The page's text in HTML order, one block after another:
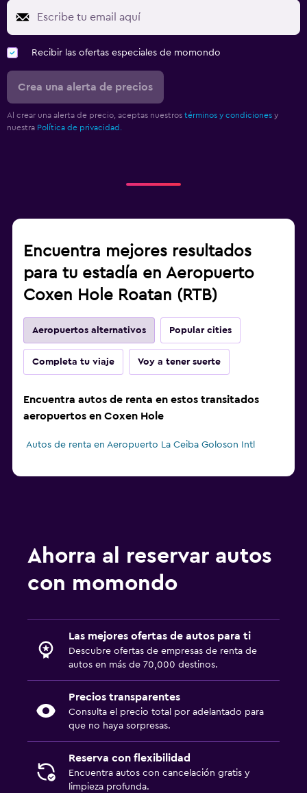
Recibir las ofertas especiales de momondo
Crea una alerta de precios
Al crear una alerta de precio, aceptas nuestros términos y condiciones y
nuestra Política de privacidad.
Encuentra mejores resultados
para tu estadía en Aeropuerto
Coxen Hole Roatan (RTB)
Aeropuertos alternativos Popular cities
Completa tu viaje Voy a tener suerte
Encuentra autos de renta en estos transitados
aeropuertos en Coxen Hole
Autos de renta en Aeropuerto La Ceiba Goloson Intl
Ahorra al reservar autos
con momondo
Las mejores ofertas de autos para ti
Descubre ofertas de empresas de renta de
autos en más de 70,000 destinos.
Precios transparentes
Consulta el precio total por adelantado para
que no haya sorpresas.
Reserva con flexibilidad
Encuentra autos con cancelación gratis y
limpieza profunda.